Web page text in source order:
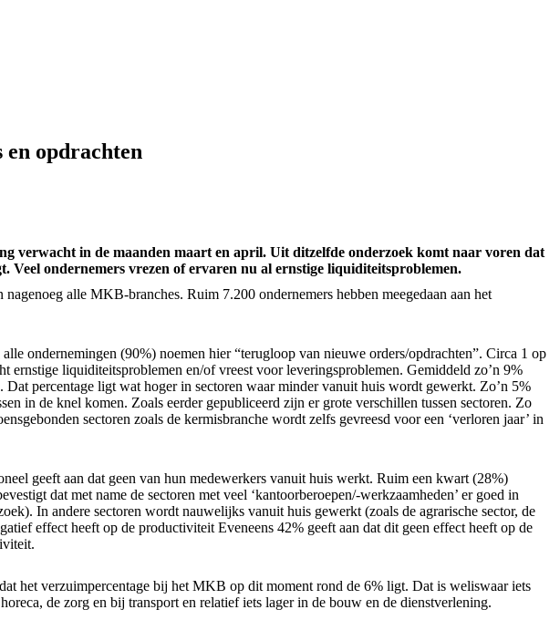
opdrachten
verwacht in de maanden maart en april. Uit ditzelfde onderzoek komt naar voren dat
ondernemers vrezen of ervaren nu al ernstige liquiditeitsproblemen.
alle MKB-branches. Ruim 7.200 ondernemers hebben meegedaan aan het
ondernemingen (90%) noemen hier “terugloop van nieuwe orders/opdrachten”. Circa 1 op
ernstige liquiditeitsproblemen en/of vreest voor leveringsproblemen. Gemiddeld zo’n 9%
percentage ligt wat hoger in sectoren waar minder vanuit huis wordt gewerkt. Zo’n 5%
in de knel komen. Zoals eerder gepubliceerd zijn er grote verschillen tussen sectoren. Zo
sectoren zoals de kermisbranche wordt zelfs gevreesd voor een ‘verloren jaar’ in
geeft aan dat geen van hun medewerkers vanuit huis werkt. Ruim een kwart (28%)
dat met name de sectoren met veel ‘kantoorberoepen/-werkzaamheden’ er goed in
In andere sectoren wordt nauwelijks vanuit huis gewerkt (zoals de agrarische sector, de
effect heeft op de productiviteit Eveneens 42% geeft aan dat dit geen effect heeft op de
het verzuimpercentage bij het MKB op dit moment rond de 6% ligt. Dat is weliswaar iets
de zorg en bij transport en relatief iets lager in de bouw en de dienstverlening.